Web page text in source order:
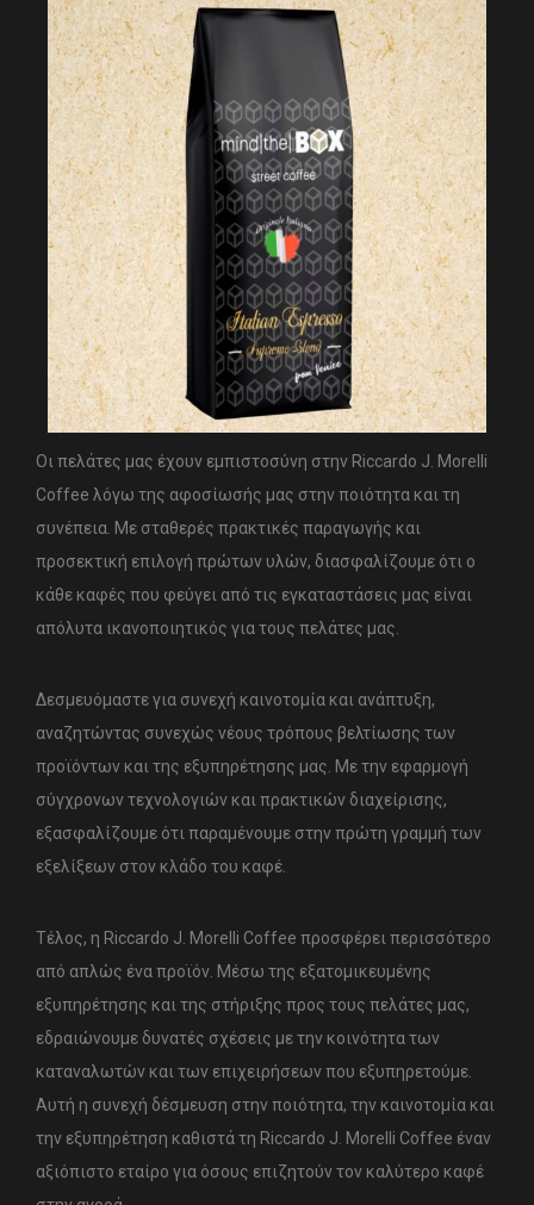
Οι πελάτες μας έχουν εμπιστοσύνη στην Riccardo J. Morelli
Coffee λόγω της αφοσίωσής μας στην ποιότητα και τη
συνέπεια. Με σταθερές πρακτικές παραγωγής και
προσεκτική επιλογή πρώτων υλών, διασφαλίζουμε ότι ο
κάθε καφές που φεύγει από τις εγκαταστάσεις μας είναι
απόλυτα ικανοποιητικός για τους πελάτες μας.
Δεσμευόμαστε για συνεχή καινοτομία και ανάπτυξη,
αναζητώντας συνεχώς νέους τρόπους βελτίωσης των
προϊόντων και της εξυπηρέτησης μας. Με την εφαρμογή
σύγχρονων τεχνολογιών και πρακτικών διαχείρισης,
εξασφαλίζουμε ότι παραμένουμε στην πρώτη γραμμή των
εξελίξεων στον κλάδο του καφέ.
Τέλος, η Riccardo J. Morelli Coffee προσφέρει περισσότερο
από απλώς ένα προϊόν. Μέσω της εξατομικευμένης
εξυπηρέτησης και της στήριξης προς τους πελάτες μας,
εδραιώνουμε δυνατές σχέσεις με την κοινότητα των
καταναλωτών και των επιχειρήσεων που εξυπηρετούμε.
Αυτή η συνεχή δέσμευση στην ποιότητα, την καινοτομία και
την εξυπηρέτηση καθιστά τη Riccardo J. Morelli Coffee έναν
αξιόπιστο εταίρο για όσους επιζητούν τον καλύτερο καφέ